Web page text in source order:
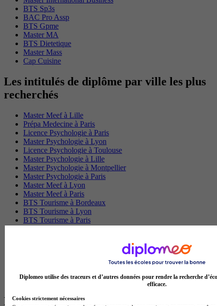
BTS Sp3s
BAC Pro Assp
BTS Gpme
Master MA
BTS Dietetique
Master Mass
Cap Cuisine
Les intitulés de diplôme par ville les plus
recherchés
Master Meef à Lille
Prépa Medecine à Paris
Licence Psychologie à Paris
Master Psychologie à Lyon
Licence Psychologie à Toulouse
Master Psychologie à Lille
Master Psychologie à Montpellier
Master Psychologie à Paris
Master Meef à Lyon
Master Meef à Paris
BTS Tourisme à Bordeaux
BTS Tourisme à Lyon
BTS Tourisme à Paris
BTS Communication à Bordeaux
Master Psychologie à Angers
BTS Ndrc à Lyon
Les intitulés de diplôme par alternance
Diplomeo utilise des traceurs et d’autres données pour rendre la recherche
efficace.
Cookies strictement nécessaires